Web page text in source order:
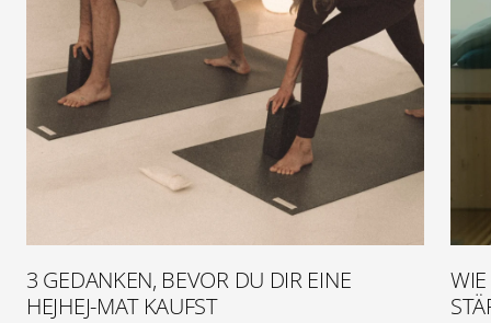
3 GEDANKEN, BEVOR DU DIR EINE
HEJHEJ-MAT KAUFST